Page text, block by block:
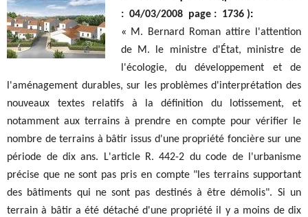
: 04/03/2008 page : 1736 ):
« M. Bernard Roman attire l'attention
de M. le ministre d'État, ministre de
l'écologie, du développement et de
l'aménagement durables, sur les problèmes d'interprétation des
nouveaux textes relatifs à la définition du lotissement, et
notamment aux terrains à prendre en compte pour vérifier le
nombre de terrains à bâtir issus d'une propriété foncière sur une
période de dix ans. L'article R. 442-2 du code de l'urbanisme
précise que ne sont pas pris en compte "les terrains supportant
des bâtiments qui ne sont pas destinés à être démolis". Si un
terrain à bâtir a été détaché d'une propriété il y a moins de dix